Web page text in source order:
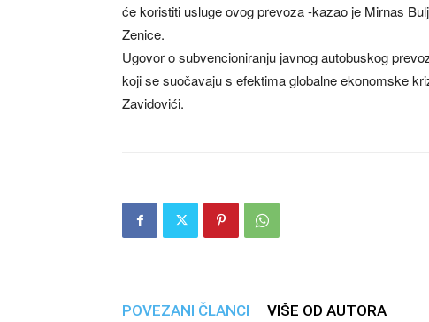
će koristiti usluge ovog prevoza -kazao je Mirnas
Zenice.
Ugovor o subvencioniranju javnog autobuskog
koji se suočavaju s efektima globalne ekonomske
Zavidovići.
POVEZANI ČLANCI VIŠE OD AUTORA